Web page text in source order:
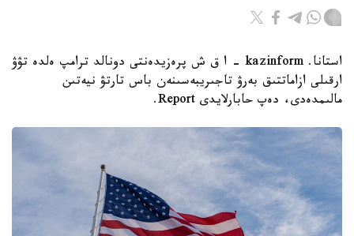
استانا. kazinform - ا ق ش پرەزيدەنتى دونالد ترامپ ەلدە تۋۋ
ارقىلى ازاماتتىق بەرۋ تاجىريبەسىنەن باس تارتۋ نيەتىن
مالىمدەدى، دەپ حابارلايدى Report.